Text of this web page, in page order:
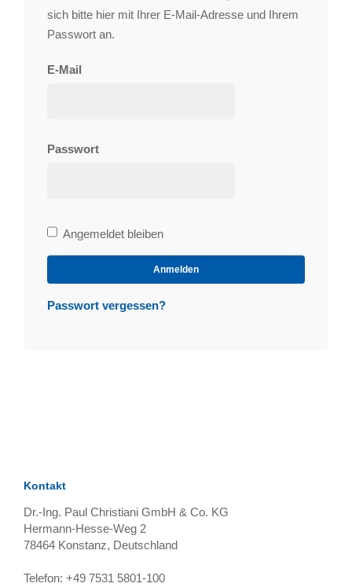
sich bitte hier mit Ihrer E-Mail-Adresse und Ihrem
Passwort an.
E-Mail
Passwort
Bleibe
angemeldet
Angemeldet bleiben
Anmelden
Passwort vergessen?
Kontakt
Dr.-Ing. Paul Christiani GmbH & Co. KG
Hermann-Hesse-Weg 2
78464 Konstanz, Deutschland
Telefon: +49 7531 5801-100